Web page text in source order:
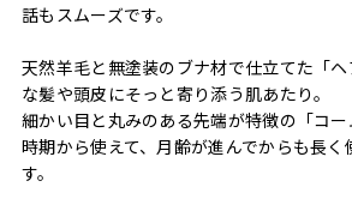
話もスムーズです。
天然羊毛と無塗装のブナ材で仕立てた「
な髪や頭皮にそっと寄り添う肌あたり。
細かい目と丸みのある先端が特徴の「コ
時期から使えて、月齢が進んでからも長
す。